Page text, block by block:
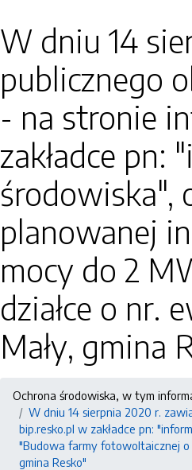
W dniu 14
publicznego
- na stronie
zakładce pn:
środowiska",
planowanej
mocy do 2
działce o nr.
Mały, gmina
Ochrona środowiska, w tym
W dniu 14 sierpnia 2020 r.
bip.resko.pl w zakładce pn:
"Budowa farmy fotowoltaicznej o
gmina Resko"